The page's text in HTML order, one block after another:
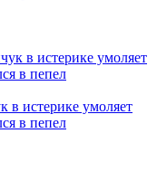
в истерике умоляет
в пепел